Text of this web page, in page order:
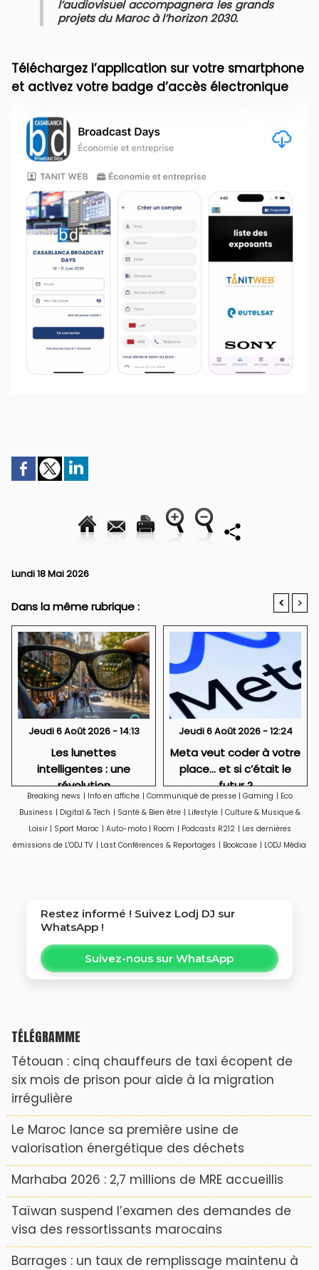
l’audiovisuel accompagnera les grands
projets du Maroc à l’horizon 2030.
Téléchargez l’application sur votre smartphone
et activez votre badge d’accès électronique
Lundi 18 Mai 2026
Dans la même rubrique : < >
Jeudi 6 Août 2026 - 14:13
Les lunettes
intelligentes : une
révolution
technologique qui
soulève aussi des
questions sur la vie
privée
Jeudi 6 Août 2026 - 12:24
Meta veut coder à votre
place… et si c’était le
futur ?
Breaking news | Info en affiche | Communiqué de presse | Gaming | Eco
Business | Digital & Tech | Santé & Bien être | Lifestyle | Culture & Musique &
Loisir | Sport Maroc | Auto-moto | Room | Podcasts R212 | Les dernières
émissions de L'ODJ TV | Last Conférences & Reportages | Bookcase | LODJ Média
Restez informé ! Suivez Lodj DJ sur
WhatsApp !
Suivez-nous sur WhatsApp
TÉLÉGRAMME
Tétouan : cinq chauffeurs de taxi écopent de
six mois de prison pour aide à la migration
irrégulière
Le Maroc lance sa première usine de
valorisation énergétique des déchets
Marhaba 2026 : 2,7 millions de MRE accueillis
Taïwan suspend l’examen des demandes de
visa des ressortissants marocains
Barrages : un taux de remplissage maintenu à